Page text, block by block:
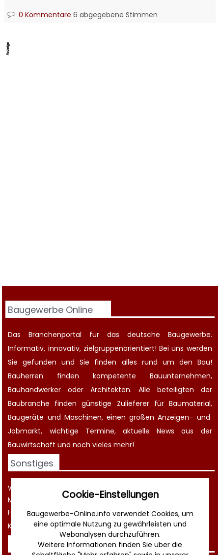
0 Kommentare 6 abgegebene Stimmen
Baugewerbe Online
Das Branchenportal für das deutsche Baugewerbe.
Informativ, innovativ, zielgruppenorientiert! Bei uns werden
Sie gefunden und Sie finden alles rund um den Bau!
Bauherren finden kompetente Bauunternehmen,
Bauhandwerker oder Architekten. Alle beteiligten der
Baubranche finden günstige Zulieferer für Baumaterial,
Baugeräte und Maschinen, einen großenAnzeigen- und
Jobmarkt, wichtige Termine, aktuelleNews aus der
Bauwirtschaft und noch vieles mehr!
Sonstiges
Werbung
Musterverträge und Vorlagen
Hilfe
Kontakt
Rechtliches
Cookie-Einstellungen
Baugewerbe-Online.info verwendet Cookies, um
eine optimale Nutzung zu gewährleisten und
Webanalysen durchzuführen.
Weitere Informationen finden Sie über die